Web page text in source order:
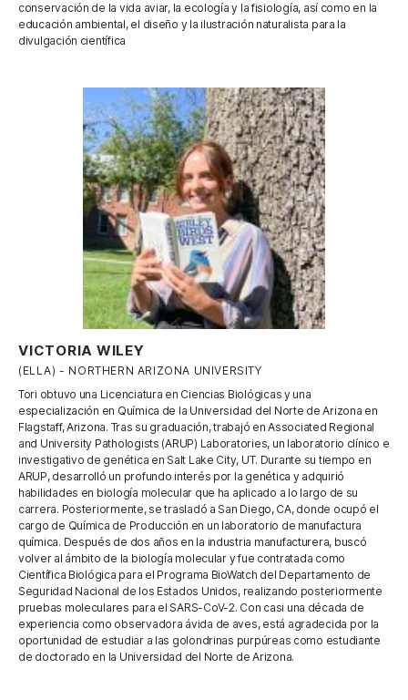
conservación de la vida aviar, la ecología y la fisiología, así como en la
educación ambiental, el diseño y la ilustración naturalista para la
divulgación científica
VICTORIA WILEY
(ELLA) - NORTHERN ARIZONA UNIVERSITY
Tori obtuvo una Licenciatura en Ciencias Biológicas y una
especialización en Química de la Universidad del Norte de Arizona en
Flagstaff, Arizona. Tras su graduación, trabajó en Associated Regional
and University Pathologists (ARUP) Laboratories, un laboratorio clínico e
investigativo de genética en Salt Lake City, UT. Durante su tiempo en
ARUP, desarrolló un profundo interés por la genética y adquirió
habilidades en biología molecular que ha aplicado a lo largo de su
carrera. Posteriormente, se trasladó a San Diego, CA, donde ocupó el
cargo de Química de Producción en un laboratorio de manufactura
química. Después de dos años en la industria manufacturera, buscó
volver al ámbito de la biología molecular y fue contratada como
Científica Biológica para el Programa BioWatch del Departamento de
Seguridad Nacional de los Estados Unidos, realizando posteriormente
pruebas moleculares para el SARS-CoV-2. Con casi una década de
experiencia como observadora ávida de aves, está agradecida por la
oportunidad de estudiar a las golondrinas purpúreas como estudiante
de doctorado en la Universidad del Norte de Arizona.